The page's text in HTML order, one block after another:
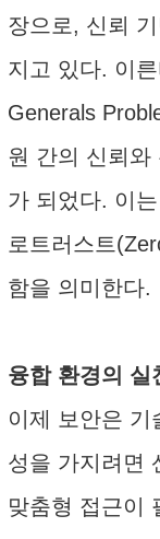
장으로, 신뢰
지고 있다. 이
Generals
원 간의 신뢰와
가 되었다. 이
로트러스트
함을 의미한다.
융합 환경의 실
이제 보안은 기
성을 가지려면
맞춤형 접근이